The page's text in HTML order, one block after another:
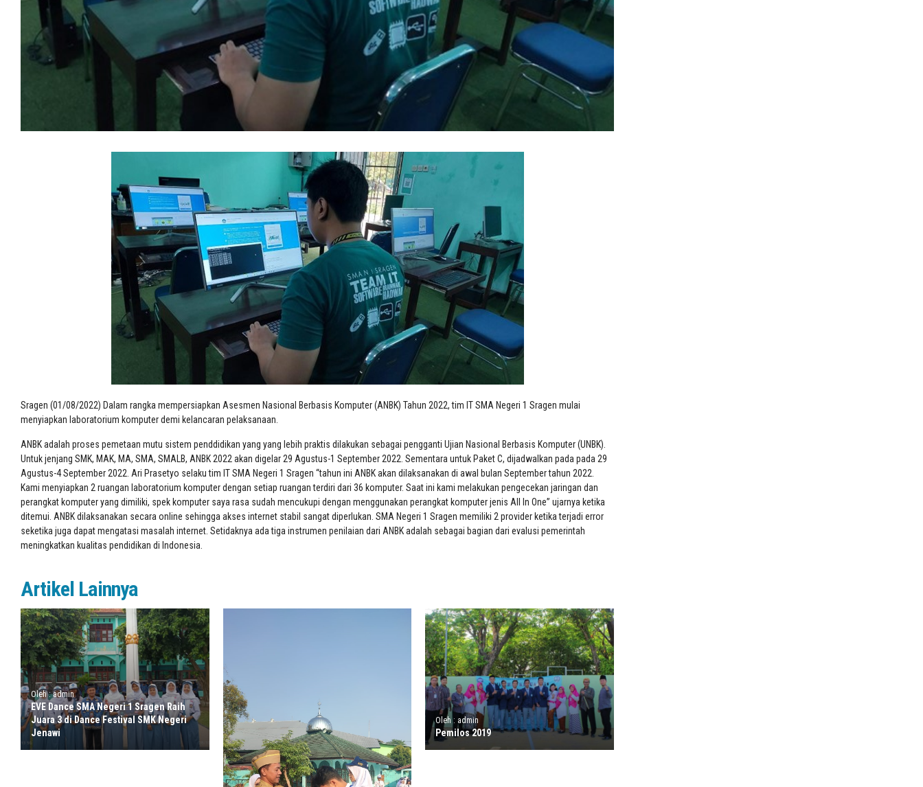
Sragen (01/08/2022) Dalam rangka mempersiapkan Asesmen Nasional Berbasis Komputer (ANBK) Tahun 2022, tim IT SMA Negeri 1 Sragen mulai
menyiapkan laboratorium komputer demi kelancaran pelaksanaan.
ANBK adalah proses pemetaan mutu sistem penddidikan yang yang lebih praktis dilakukan sebagai pengganti Ujian Nasional Berbasis Komputer (UNBK).
Untuk jenjang SMK, MAK, MA, SMA, SMALB, ANBK 2022 akan digelar 29 Agustus-1 September 2022. Sementara untuk Paket C, dijadwalkan pada pada 29
Agustus-4 September 2022. Ari Prasetyo selaku tim IT SMA Negeri 1 Sragen “tahun ini ANBK akan dilaksanakan di awal bulan September tahun 2022.
Kami menyiapkan 2 ruangan laboratorium komputer dengan setiap ruangan terdiri dari 36 komputer. Saat ini kami melakukan pengecekan jaringan dan
perangkat komputer yang dimiliki, spek komputer saya rasa sudah mencukupi dengan menggunakan perangkat komputer jenis All In One” ujarnya ketika
ditemui. ANBK dilaksanakan secara online sehingga akses internet stabil sangat diperlukan. SMA Negeri 1 Sragen memiliki 2 provider ketika terjadi error
seketika juga dapat mengatasi masalah internet. Setidaknya ada tiga instrumen penilaian dari ANBK adalah sebagai bagian dari evalusi pemerintah
meningkatkan kualitas pendidikan di Indonesia.
Artikel Lainnya
Oleh : admin
EVE Dance SMA Negeri 1 Sragen Raih
Juara 3 di Dance Festival SMK Negeri
Jenawi
Oleh : admin
Pemilos 2019